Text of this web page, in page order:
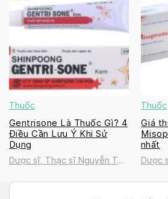
Thuốc
Gentrisone Là Thuốc Gì? 4
Điều Cần Lưu Ý Khi Sử
Dụng
Dược sĩ, Thạc sĩ Nguyễn Thị
Thuốc
Giá
nhất
Dược